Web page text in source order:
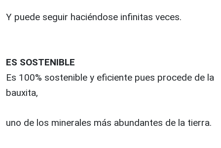
Y puede seguir haciéndose infinitas veces.
ES SOSTENIBLE
Es 100% sostenible y eficiente pues procede de la
bauxita,
uno de los minerales más abundantes de la tierra.